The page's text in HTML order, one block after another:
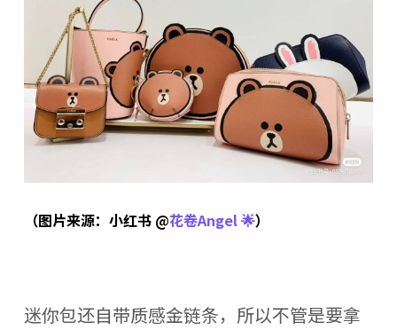
（图片来源：小红书 @花卷Angel 🌟）
迷你包还自带质感金链条，所以不管是要拿